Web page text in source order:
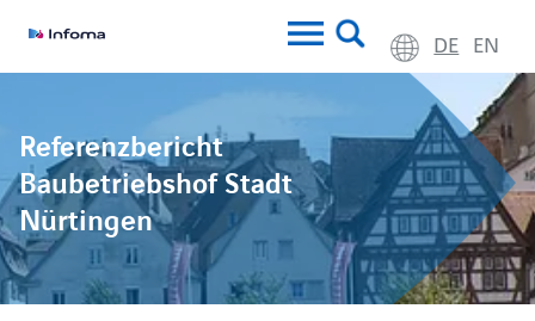
DE EN
Referenzbericht
Baubetriebshof Stadt
Nürtingen